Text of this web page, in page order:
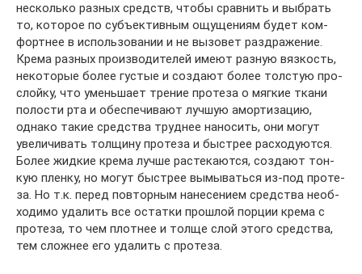
несколь­ко раз­ных средств, что­бы срав­нить и выбрать
то, кото­рое по субъ­ек­тив­ным ощу­ще­ни­ям будет ком­
форт­нее в исполь­зо­ва­нии и не вызо­вет раз­дра­же­ние.
Кре­ма раз­ных про­из­во­ди­те­лей име­ют раз­ную вяз­кость,
неко­то­рые более густые и созда­ют более тол­стую про­
слой­ку, что умень­ша­ет тре­ние про­те­за о мяг­кие тка­ни
поло­сти рта и обес­пе­чи­ва­ют луч­шую амор­ти­за­цию,
одна­ко такие сред­ства труд­нее нано­сить, они могут
уве­ли­чи­вать тол­щи­ну про­те­за и быст­рее рас­хо­ду­ют­ся.
Более жид­кие кре­ма луч­ше рас­те­ка­ют­ся, созда­ют тон­
кую плен­ку, но могут быст­рее вымы­вать­ся из-под про­те­
за. Но т.к. перед повтор­ным нане­се­ни­ем сред­ства необ­
хо­ди­мо уда­лить все остат­ки про­шлой пор­ции кре­ма с
про­те­за, то чем плот­нее и тол­ще слой это­го сред­ства,
тем слож­нее его уда­лить с протеза.